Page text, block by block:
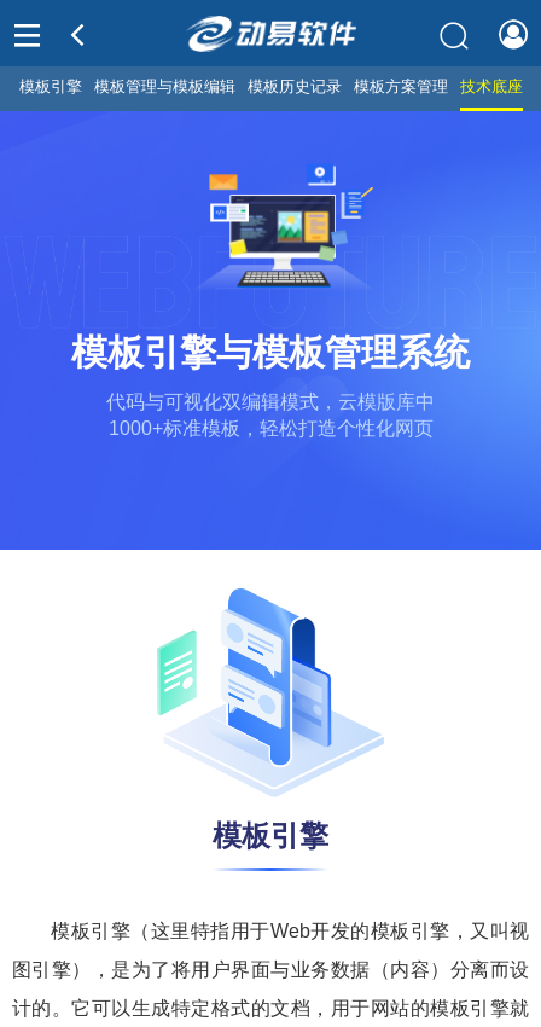
模板引擎 模板管理与模板编辑 模板历史记录 模板方案管理 技术底座
模板引擎与模板管理系统
代码与可视化双编辑模式，云模版库中
1000+标准模板，轻松打造个性化网页
模板引擎
模板引擎（这里特指用于Web开发的模板引擎，又叫视
图引擎），是为了将用户界面与业务数据（内容）分离而设
计的。它可以生成特定格式的文档，用于网站的模板引擎就